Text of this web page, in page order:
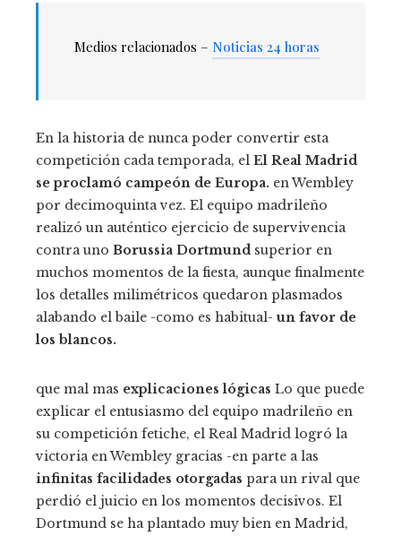
Medios relacionados – Noticias 24 horas
En la historia de nunca poder convertir esta
competición cada temporada, el El Real Madrid
se proclamó campeón de Europa. en Wembley
por decimoquinta vez. El equipo madrileño
realizó un auténtico ejercicio de supervivencia
contra uno Borussia Dortmund superior en
muchos momentos de la fiesta, aunque finalmente
los detalles milimétricos quedaron plasmados
alabando el baile -como es habitual-un favor de
los blancos.
que mal mas explicaciones lógicas Lo que puede
explicar el entusiasmo del equipo madrileño en
su competición fetiche, el Real Madrid logró la
victoria en Wembley gracias -en parte a las
infinitas facilidades otorgadas para un rival que
perdió el juicio en los momentos decisivos. El
Dortmund se ha plantado muy bien en Madrid,